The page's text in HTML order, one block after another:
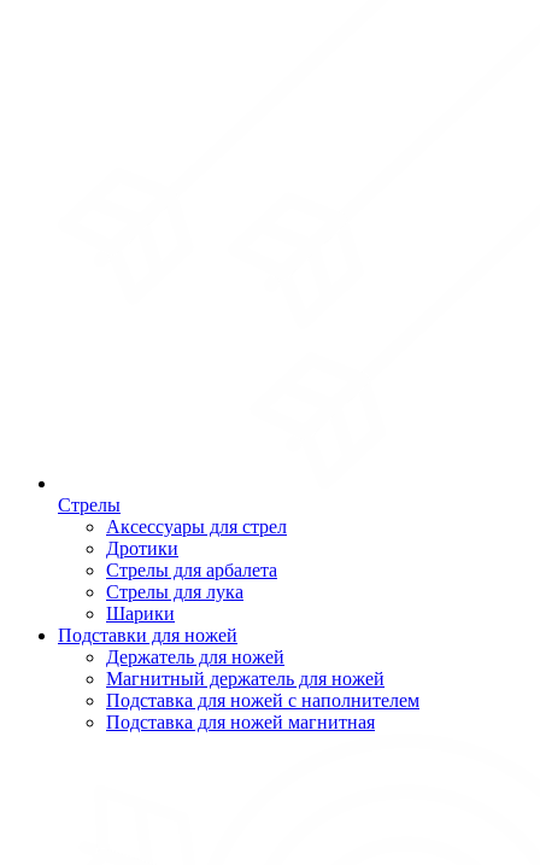
Стрелы
Аксессуары для стрел
Дротики
Стрелы для арбалета
Стрелы для лука
Шарики
Подставки для ножей
Держатель для ножей
Магнитный держатель для ножей
Подставка для ножей с наполнителем
Подставка для ножей магнитная